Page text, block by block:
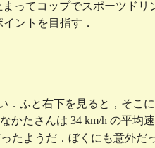
ってコップでスポーツド
ントを目指す．
ふと右下を見ると，そこ
かたさんは 34 km/h の平均
たようだ．ぼくにも意外